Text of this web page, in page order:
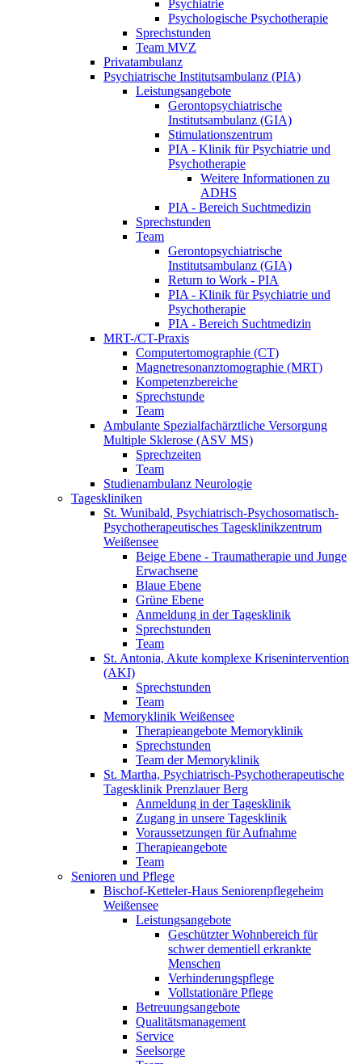
Psychiatrie
Psychologische Psychotherapie
Sprechstunden
Team MVZ
Privatambulanz
Psychiatrische Institutsambulanz (PIA)
Leistungsangebote
Gerontopsychiatrische
Institutsambulanz (GIA)
Stimulationszentrum
PIA - Klinik für Psychiatrie und
Psychotherapie
Weitere Informationen zu
ADHS
PIA - Bereich Suchtmedizin
Sprechstunden
Team
Gerontopsychiatrische
Institutsambulanz (GIA)
Return to Work - PIA
PIA - Klinik für Psychiatrie und
Psychotherapie
PIA - Bereich Suchtmedizin
MRT-/CT-Praxis
Computertomographie (CT)
Magnetresonanztomographie (MRT)
Kompetenzbereiche
Sprechstunde
Team
Ambulante Spezialfachärztliche Versorgung
Multiple Sklerose (ASV MS)
Sprechzeiten
Team
Studienambulanz Neurologie
Tageskliniken
St. Wunibald, Psychiatrisch-Psychosomatisch-
Psychotherapeutisches Tagesklinikzentrum
Weißensee
Beige Ebene - Traumatherapie und Junge
Erwachsene
Blaue Ebene
Grüne Ebene
Anmeldung in der Tagesklinik
Sprechstunden
Team
St. Antonia, Akute komplexe Krisenintervention
(AKI)
Sprechstunden
Team
Memoryklinik Weißensee
Therapieangebote Memoryklinik
Sprechstunden
Team der Memoryklinik
St. Martha, Psychiatrisch-Psychotherapeutische
Tagesklinik Prenzlauer Berg
Anmeldung in der Tagesklinik
Zugang in unsere Tagesklinik
Voraussetzungen für Aufnahme
Therapieangebote
Team
Senioren und Pflege
Bischof-Ketteler-Haus Seniorenpflegeheim
Weißensee
Leistungsangebote
Geschützter Wohnbereich für
schwer dementiell erkrankte
Menschen
Verhinderungspflege
Vollstationäre Pflege
Betreuungsangebote
Qualitätsmanagement
Service
Seelsorge